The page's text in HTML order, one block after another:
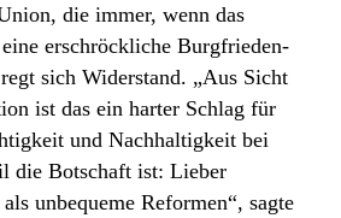
die immer, wenn das
erschröckliche Burgfrieden-
sich Widerstand. „Aus Sicht
ist das ein harter Schlag für
und Nachhaltigkeit bei
die Botschaft ist: Lieber
unbequeme Reformen“, sagte